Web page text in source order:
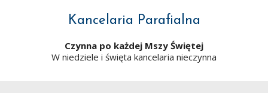
Kancelaria Parafialna
Czynna po każdej Mszy Świętej
W niedziele i święta kancelaria nieczynna